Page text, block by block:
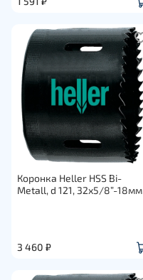
Коронка Heller HSS Bi-
Metall, d 121, 32х5/8”-18мм
3 460 ₽